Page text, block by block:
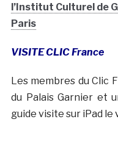
l’Institut Culturel de
Paris
VISITE CLIC France
Les membres du Clic
du Palais Garnier et
guide visite sur iPad le